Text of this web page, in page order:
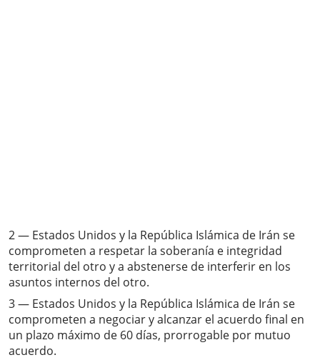
2 — Estados Unidos y la República Islámica de Irán se
comprometen a respetar la soberanía e integridad
territorial del otro y a abstenerse de interferir en los
asuntos internos del otro.
3 — Estados Unidos y la República Islámica de Irán se
comprometen a negociar y alcanzar el acuerdo final en
un plazo máximo de 60 días, prorrogable por mutuo
acuerdo.